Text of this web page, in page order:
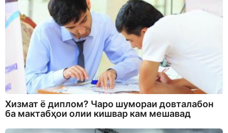
Хизмат ё диплом? Чаро шумораи довталабон
ба мактабҳои олии кишвар кам мешавад